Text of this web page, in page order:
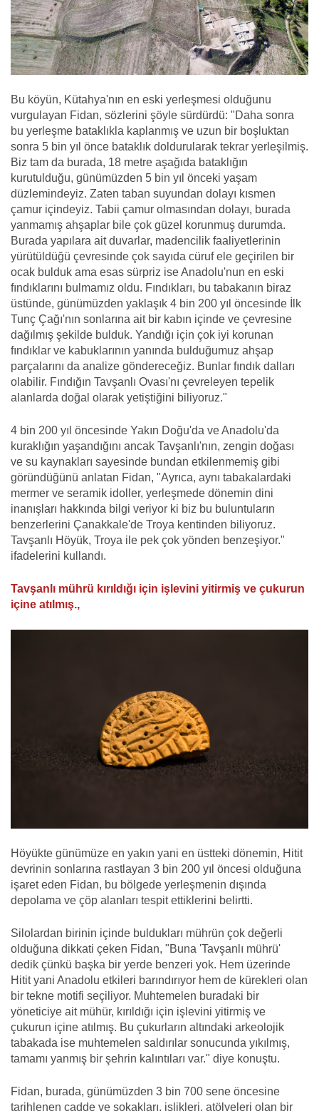
Bu köyün, Kütahya'nın en eski yerleşmesi olduğunu
vurgulayan Fidan, sözlerini şöyle sürdürdü: "Daha sonra
bu yerleşme bataklıkla kaplanmış ve uzun bir boşluktan
sonra 5 bin yıl önce bataklık doldurularak tekrar yerleşilmiş.
Biz tam da burada, 18 metre aşağıda bataklığın
kurutulduğu, günümüzden 5 bin yıl önceki yaşam
düzlemindeyiz. Zaten taban suyundan dolayı kısmen
çamur içindeyiz. Tabii çamur olmasından dolayı, burada
yanmamış ahşaplar bile çok güzel korunmuş durumda.
Burada yapılara ait duvarlar, madencilik faaliyetlerinin
yürütüldüğü çevresinde çok sayıda cüruf ele geçirilen bir
ocak bulduk ama esas sürpriz ise Anadolu'nun en eski
fındıklarını bulmamız oldu. Fındıkları, bu tabakanın biraz
üstünde, günümüzden yaklaşık 4 bin 200 yıl öncesinde İlk
Tunç Çağı'nın sonlarına ait bir kabın içinde ve çevresine
dağılmış şekilde bulduk. Yandığı için çok iyi korunan
fındıklar ve kabuklarının yanında bulduğumuz ahşap
parçalarını da analize göndereceğiz. Bunlar fındık dalları
olabilir. Fındığın Tavşanlı Ovası'nı çevreleyen tepelik
alanlarda doğal olarak yetiştiğini biliyoruz."
4 bin 200 yıl öncesinde Yakın Doğu'da ve Anadolu'da
kuraklığın yaşandığını ancak Tavşanlı'nın, zengin doğası
ve su kaynakları sayesinde bundan etkilenmemiş gibi
göründüğünü anlatan Fidan, "Ayrıca, aynı tabakalardaki
mermer ve seramik idoller, yerleşmede dönemin dini
inanışları hakkında bilgi veriyor ki biz bu buluntuların
benzerlerini Çanakkale'de Troya kentinden biliyoruz.
Tavşanlı Höyük, Troya ile pek çok yönden benzeşiyor."
ifadelerini kullandı.
Tavşanlı mührü kırıldığı için işlevini yitirmiş ve çukurun
içine atılmış.,
Höyükte günümüze en yakın yani en üstteki dönemin, Hitit
devrinin sonlarına rastlayan 3 bin 200 yıl öncesi olduğuna
işaret eden Fidan, bu bölgede yerleşmenin dışında
depolama ve çöp alanları tespit ettiklerini belirtti.
Silolardan birinin içinde buldukları mührün çok değerli
olduğuna dikkati çeken Fidan, "Buna 'Tavşanlı mührü'
dedik çünkü başka bir yerde benzeri yok. Hem üzerinde
Hitit yani Anadolu etkileri barındırıyor hem de kürekleri olan
bir tekne motifi seçiliyor. Muhtemelen buradaki bir
yöneticiye ait mühür, kırıldığı için işlevini yitirmiş ve
çukurun içine atılmış. Bu çukurların altındaki arkeolojik
tabakada ise muhtemelen saldırılar sonucunda yıkılmış,
tamamı yanmış bir şehrin kalıntıları var." diye konuştu.
Fidan, burada, günümüzden 3 bin 700 sene öncesine
tarihlenen cadde ve sokakları, işlikleri, atölyeleri olan bir